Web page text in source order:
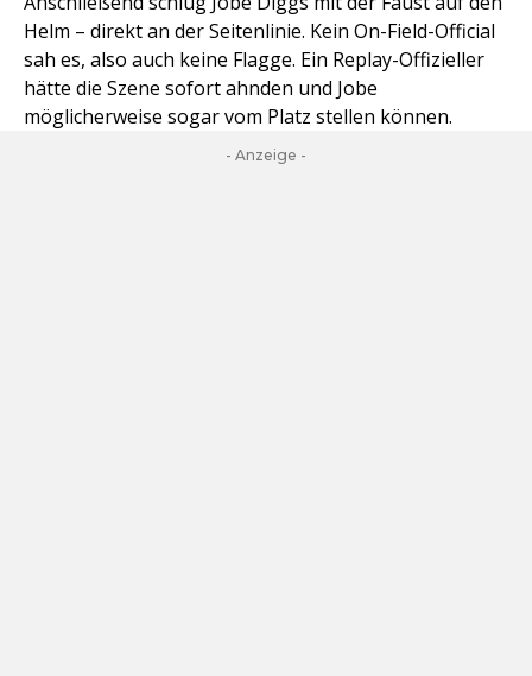
Helm – direkt an der Seitenlinie. Kein On-Field-Official
sah es, also auch keine Flagge. Ein Replay-Offizieller
hätte die Szene sofort ahnden und Jobe
möglicherweise sogar vom Platz stellen können.
- Anzeige -